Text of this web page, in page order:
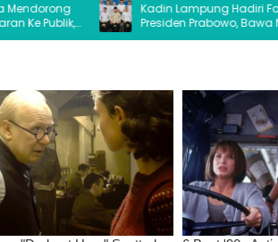
Kadin Lampung Hadiri Forum Strategis
Presiden Prabowo, Bawa Misi Perkuat
Ekonomi dan Investasi Daerah